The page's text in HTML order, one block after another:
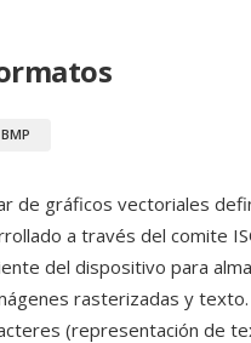
BMP
de gráficos vectoriales
a través del comite
del dispositivo para
rasterizadas y
(representación de